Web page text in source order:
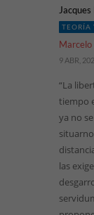
TEORÍA
9 ABR,
“La
tiempo
ya no
las